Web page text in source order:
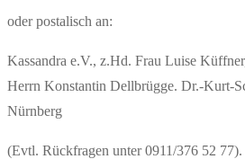
oder postalisch an:
Kassandra e.V., z.Hd. Frau Luise
Herrn Konstantin Dellbrügge. Dr.-Kurt-
Nürnberg
(Evtl. Rückfragen unter 0911/376 52 77).